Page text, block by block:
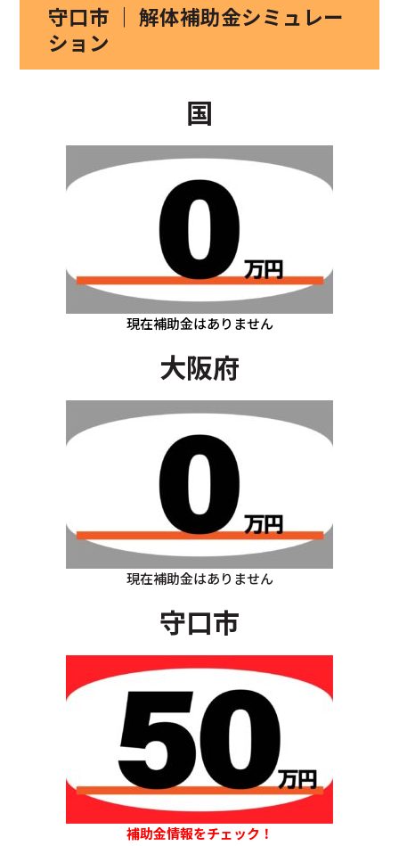
守口市 ｜ 解体補助金シミュレー
ション
国
現在補助金はありません
大阪府
現在補助金はありません
守口市
補助金情報をチェック！